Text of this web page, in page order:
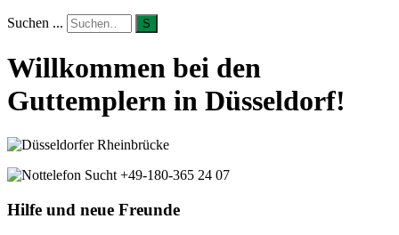
Suchen ... S
Willkommen bei den
Guttemplern in Düsseldorf!
Hilfe und neue Freunde